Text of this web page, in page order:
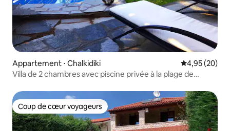
Appartement ⋅ Chalkidiki Évaluation
4,95 (20)
Villa de 2 chambres avec piscine privée à la plage de
Coup de cœur voyageurs
Coup de cœur voyageurs